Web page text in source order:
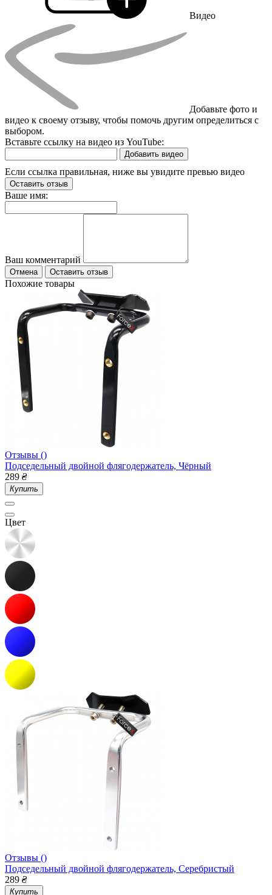
Видео
Добавьте фото и
видео к своему отзыву, чтобы помочь другим определиться с
выбором.
Вставьте ссылку на видео из YouTube:
Добавить видео
Если ссылка правильная, ниже вы увидите превью видео
Оставить отзыв
Ваше имя:
Ваш комментарий
Отмена Оставить отзыв
Похожие товары
Отзывы ()
Подседельный двойной флягодержатель, Чёрный
289 ₴
Купить
Цвет
Отзывы ()
Подседельный двойной флягодержатель, Серебристый
289 ₴
Купить